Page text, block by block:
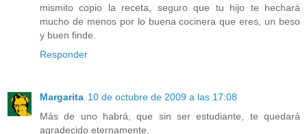
mismito copio la receta, seguro que tu hijo te hechará
mucho de menos por lo buena cocinera que eres, un beso
y buen finde.
Responder
Margarita 10 de octubre de 2009 a las 17:08
Más de uno habrá, que sin ser estudiante, te quedará
agradecido eternamente.